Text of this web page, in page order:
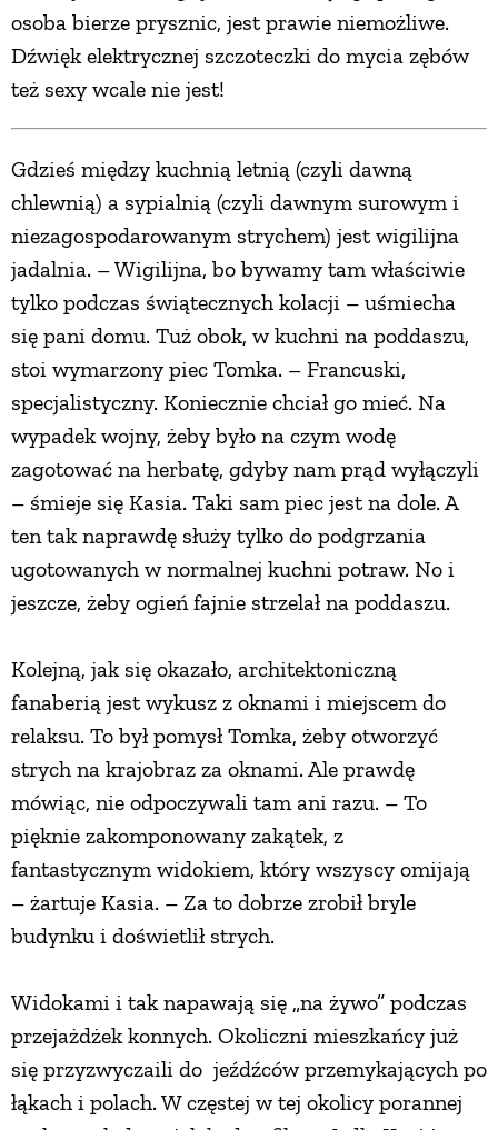
osoba bierze prysznic, jest prawie niemożliwe.
Dźwięk elektrycznej szczoteczki do mycia zębów
też sexy wcale nie jest!
Gdzieś między kuchnią letnią (czyli dawną
chlewnią) a sypialnią (czyli dawnym surowym i
niezagospodarowanym strychem) jest wigilijna
jadalnia. – Wigilijna, bo bywamy tam właściwie
tylko podczas świątecznych kolacji – uśmiecha
się pani domu. Tuż obok, w kuchni na poddaszu,
stoi wymarzony piec Tomka. – Francuski,
specjalistyczny. Koniecznie chciał go mieć. Na
wypadek wojny, żeby było na czym wodę
zagotować na herbatę, gdyby nam prąd wyłączyli
– śmieje się Kasia. Taki sam piec jest na dole. A
ten tak naprawdę służy tylko do podgrzania
ugotowanych w normalnej kuchni potraw. No i
jeszcze, żeby ogień fajnie strzelał na poddaszu.
Kolejną, jak się okazało, architektoniczną
fanaberią jest wykusz z oknami i miejscem do
relaksu. To był pomysł Tomka, żeby otworzyć
strych na krajobraz za oknami. Ale prawdę
mówiąc, nie odpoczywali tam ani razu. – To
pięknie zakomponowany zakątek, z
fantastycznym widokiem, który wszyscy omijają
– żartuje Kasia. – Za to dobrze zrobił bryle
budynku i doświetlił strych.
Widokami i tak napawają się „na żywo” podczas
przejażdżek konnych. Okoliczni mieszkańcy już
się przyzwyczaili do jeźdźców przemykających po
łąkach i polach. W częstej w tej okolicy porannej